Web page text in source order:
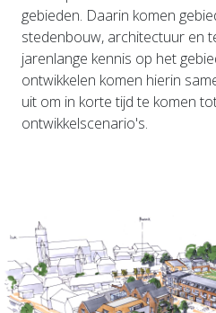
gebieden. Daarin komen
stedenbouw, architectuur en
jarenlange kennis op het
ontwikkelen komen hierin
uit om in korte tijd te komen
ontwikkelscenario's.